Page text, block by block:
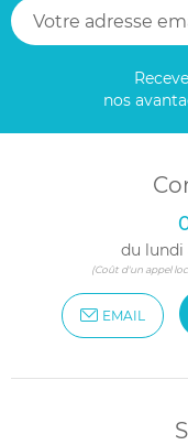
nos
du lundi
(Coût d'un appel
EMAIL